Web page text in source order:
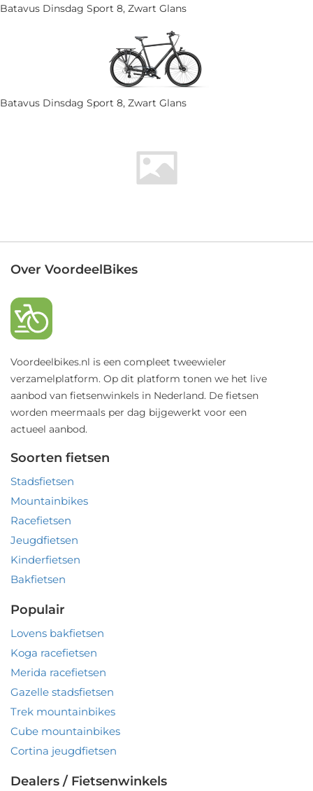
Batavus Dinsdag Sport 8, Zwart Glans
Batavus Dinsdag Sport 8, Zwart Glans
Over VoordeelBikes
Voordeelbikes.nl is een compleet tweewieler
verzamelplatform. Op dit platform tonen we het live
aanbod van fietsenwinkels in Nederland. De fietsen
worden meermaals per dag bijgewerkt voor een
actueel aanbod.
Soorten fietsen
Stadsfietsen
Mountainbikes
Racefietsen
Jeugdfietsen
Kinderfietsen
Bakfietsen
Populair
Lovens bakfietsen
Koga racefietsen
Merida racefietsen
Gazelle stadsfietsen
Trek mountainbikes
Cube mountainbikes
Cortina jeugdfietsen
Dealers / Fietsenwinkels